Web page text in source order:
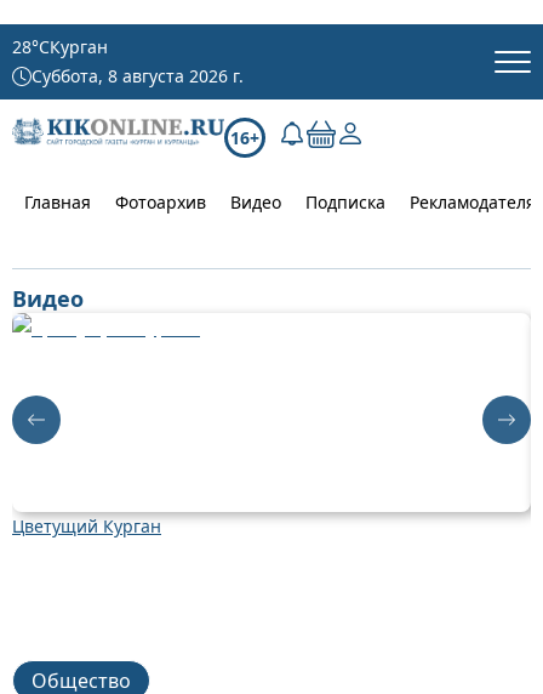
28°CКурган
Суббота, 8 августа 2026 г.
16+
Главная Фотоархив Видео Подписка
Видео
Цветущий Курган
Общество